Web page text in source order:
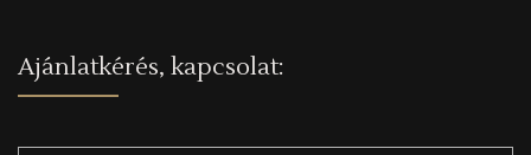
Ajánlatkérés, kapcsolat: